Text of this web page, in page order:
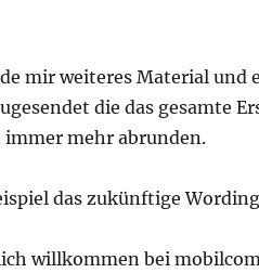
mir weiteres Material und
die das gesamte
mehr abrunden.
das zukünftige
willkommen bei